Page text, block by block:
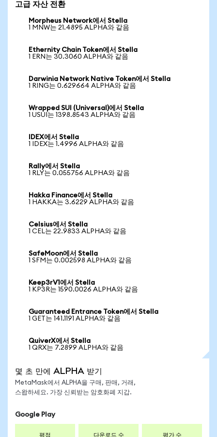
고급 자산 전환
Morpheus Network에서 Stella
1 MNW는 21.4895 ALPHA와 같음
Ethernity Chain Token에서 Stella
1 ERN는 30.3060 ALPHA와 같음
Darwinia Network Native Token에서 Stella
1 RING는 0.629664 ALPHA와 같음
Wrapped SUI (Universal)에서 Stella
1 USUI는 1398.8543 ALPHA와 같음
IDEX에서 Stella
1 IDEX는 1.4996 ALPHA와 같음
Rally에서 Stella
1 RLY는 0.055756 ALPHA와 같음
Hakka Finance에서 Stella
1 HAKKA는 3.6229 ALPHA와 같음
Celsius에서 Stella
1 CEL는 22.9833 ALPHA와 같음
SafeMoon에서 Stella
1 SFM는 0.002598 ALPHA와 같음
Keep3rV1에서 Stella
1 KP3R는 1590.0026 ALPHA와 같음
Guaranteed Entrance Token에서 Stella
1 GET는 141.1191 ALPHA와 같음
QuiverX에서 Stella
1 QRX는 7.2899 ALPHA와 같음
몇 초 만에 ALPHA 받기
MetaMask에서 ALPHA을 구매, 판매, 거래,
스왑하세요. 가장 신뢰받는 암호화폐 지갑.
Google Play
평점 다운로드 수 평가 수